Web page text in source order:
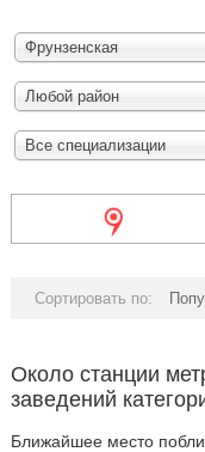
Фрунзенская
Любой район
Все специализации
Сортировать по:
Около станции
заведений
Ближайшее место